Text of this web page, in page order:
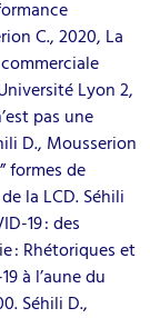
C., 2020, La
Lyon 2,
pas une
D., Mousserion
formes de
la LCD. Séhili
19 : des
: Rhétoriques et
à l’aune du
Séhili D.,